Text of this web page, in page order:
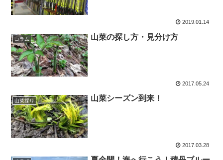
2019.01.14
コラム 山菜の探し方・見分け方
2017.05.24
山菜採り 山菜シーズン到来！
2017.03.28